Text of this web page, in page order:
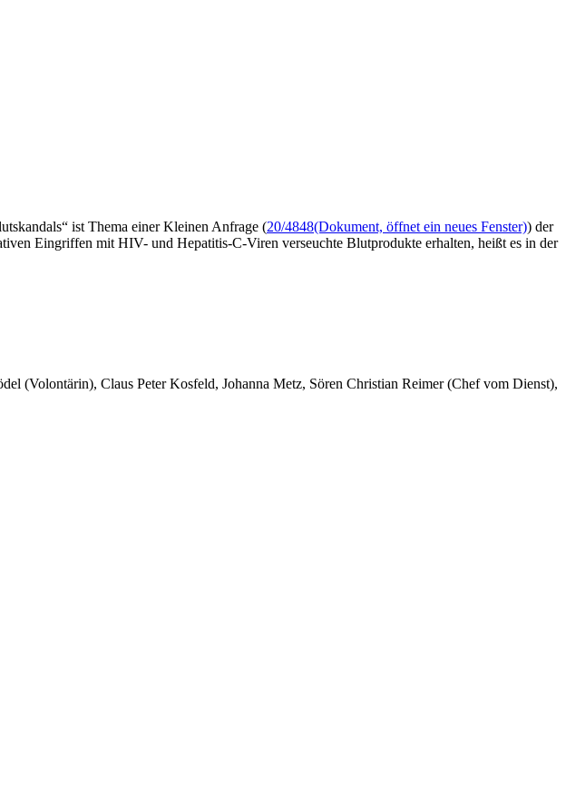
ist Thema einer Kleinen Anfrage (20/4848(Dokument, öffnet ein neues Fenster)) der
Eingriffen mit HIV- und Hepatitis-C-Viren verseuchte Blutprodukte erhalten, heißt es in der
(Volontärin), Claus Peter Kosfeld, Johanna Metz, Sören Christian Reimer (Chef vom Dienst),